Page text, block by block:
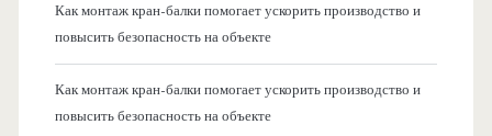
Как монтаж кран-балки помогает ускорить производство и
повысить безопасность на объекте
Как монтаж кран-балки помогает ускорить производство и
повысить безопасность на объекте